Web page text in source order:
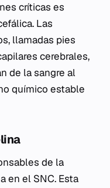
críticas es
Las
llamadas pies
cerebrales,
de la sangre al
químico estable
de la
en el SNC. Esta